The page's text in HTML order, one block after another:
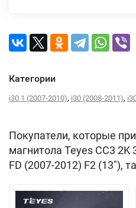
Категории
i30 1 (2007-2010), i30 (2008-2011),
Покупатели, которые
магнитола Teyes CC3 2K
FD (2007-2012) F2 (13"),